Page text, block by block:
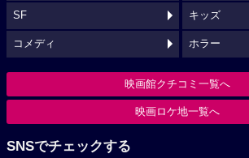
SF キッズ
コメディ ホラー
映画館クチコミ一覧へ
映画ロケ地一覧へ
SNSでチェックする